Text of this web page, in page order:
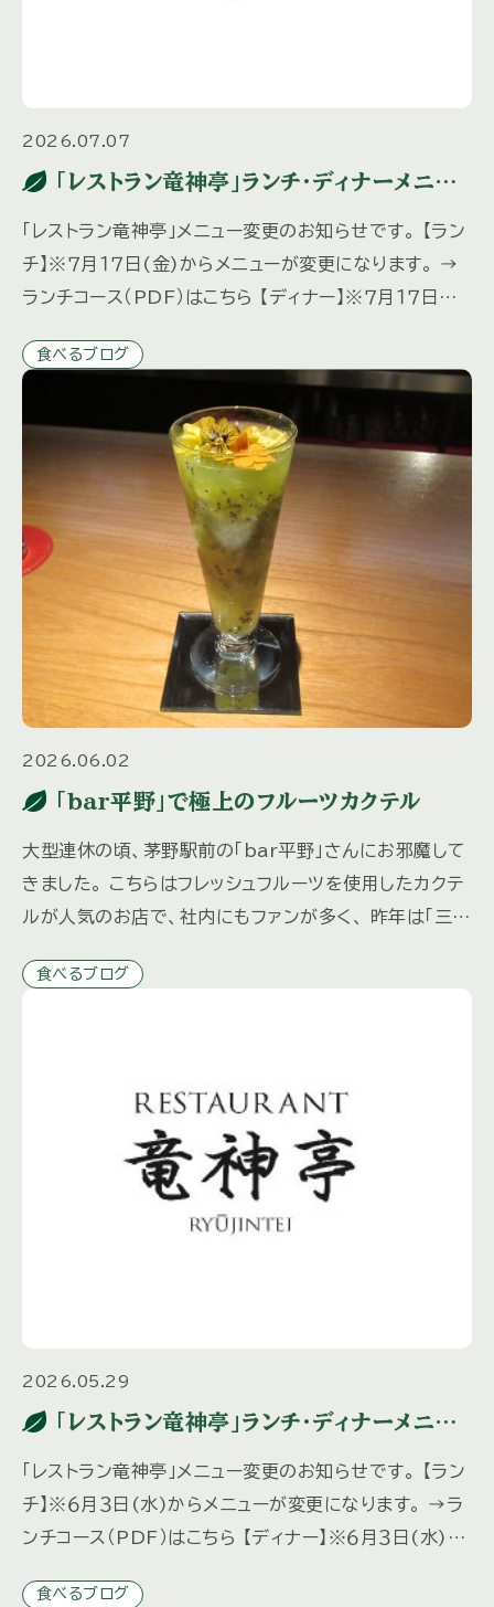
2026.07.07
「レストラン竜神亭」ランチ・ディナーメニュ
「レストラン竜神亭」メニュー変更のお知らせです。 【ラン
チ】※７月１７日(金)からメニューが変更になります。 →
ランチコース（PDF）はこちら 【ディナー】※７月１７日
[…]
食べるブログ
2026.06.02
「bar平野」で極上のフルーツカクテル
大型連休の頃、茅野駅前の「bar平野」さんにお邪魔して
きました。 こちらはフレッシュフルーツを使用したカクテ
ルが人気のお店で、社内にもファンが多く、 昨年は「三井
スター […]
食べるブログ
2026.05.29
「レストラン竜神亭」ランチ・ディナーメニュ
「レストラン竜神亭」メニュー変更のお知らせです。 【ラン
チ】※６月３日(水)からメニューが変更になります。 →ラ
ンチコース（PDF）はこちら 【ディナー】※６月３日(水)か
食べるブログ